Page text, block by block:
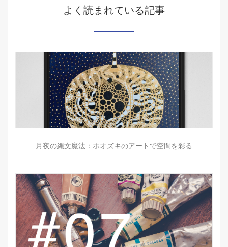
よく読まれている記事
月夜の縄文魔法：ホオズキのアートで空間を彩る